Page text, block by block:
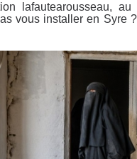
lafautearousseau,
vous installer en Syre